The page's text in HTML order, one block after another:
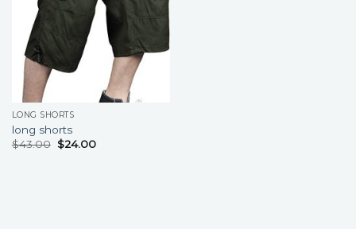
LONG SHORTS
long shorts
$43.00 $24.00